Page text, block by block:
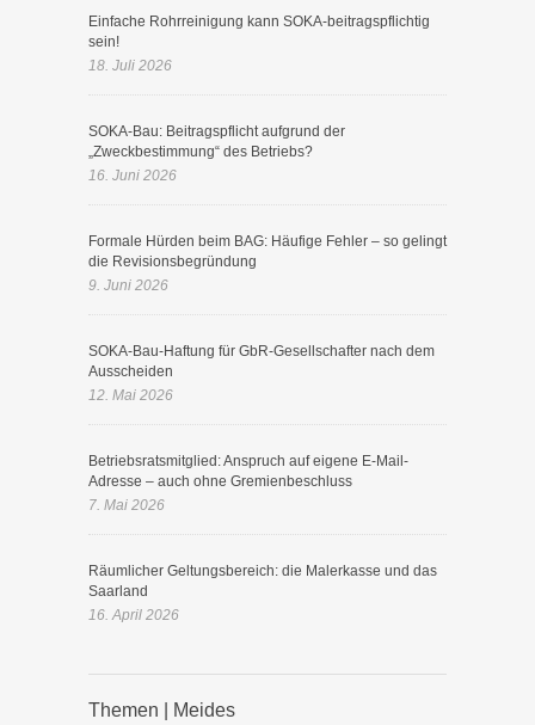
Einfache Rohrreinigung kann SOKA-beitragspflichtig
sein!
18. Juli 2026
SOKA-Bau: Beitragspflicht aufgrund der
„Zweckbestimmung“ des Betriebs?
16. Juni 2026
Formale Hürden beim BAG: Häufige Fehler – so gelingt
die Revisionsbegründung
9. Juni 2026
SOKA-Bau-Haftung für GbR-Gesellschafter nach dem
Ausscheiden
12. Mai 2026
Betriebsratsmitglied: Anspruch auf eigene E-Mail-
Adresse – auch ohne Gremienbeschluss
7. Mai 2026
Räumlicher Geltungsbereich: die Malerkasse und das
Saarland
16. April 2026
Themen | Meides